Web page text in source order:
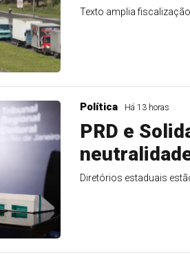
Texto amplia
Política Há 13 horas
PRD e
Diretórios estaduais